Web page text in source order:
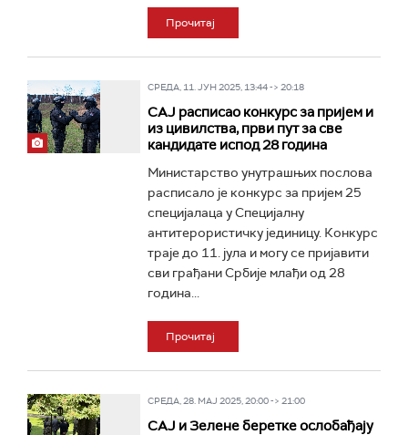
Прочитај
СРЕДА, 11. ЈУН 2025, 13:44 -> 20:18
САЈ расписао конкурс за пријем и
из цивилства, први пут за све
кандидате испод 28 година
Министарство унутрашњих послова
расписало је конкурс за пријем 25
специјалаца у Специјалну
антитерористичку јединицу. Конкурс
траје до 11. јула и могу се пријавити
сви грађани Србије млађи од 28
година...
Прочитај
СРЕДА, 28. МАЈ 2025, 20:00 -> 21:00
САЈ и Зелене беретке ослобађају